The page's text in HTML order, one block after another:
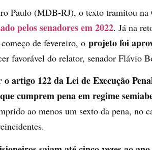
Paulo (MDB-RJ), o texto tramitou na
pelos senadores em 2022. Já na
de fevereiro, o projeto foi
favorável do relator, senador Flávio
artigo 122 da Lei de Execução
cumprem pena em regime
ao menos um sexto da pena, no